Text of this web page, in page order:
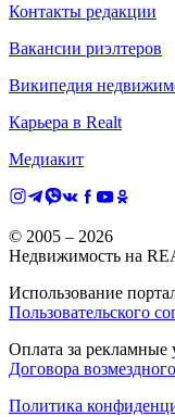
Контакты редакции
Вакансии риэлтеров
Википедия
Карьера в Realt
Медиакит
© 2005 – 2026
Недвижимость на
Использование
Пользовательского
Оплата за рекламные
Договора
Политика